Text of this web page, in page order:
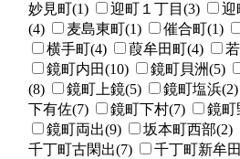
妙見町(1)
迎町１丁目(3) 迎
(4)
麦島東町(1) 催合町(1)
横手町(4)
葭牟田町(4)
鏡町内田(10)
鏡町貝洲(5)
(8)
鏡町上鏡(5) 鏡町塩浜(2)
下有佐(7)
鏡町下村(7) 鏡町
鏡町両出(9)
坂本町西部(2)
千丁町古閑出(7)
千丁町新牟